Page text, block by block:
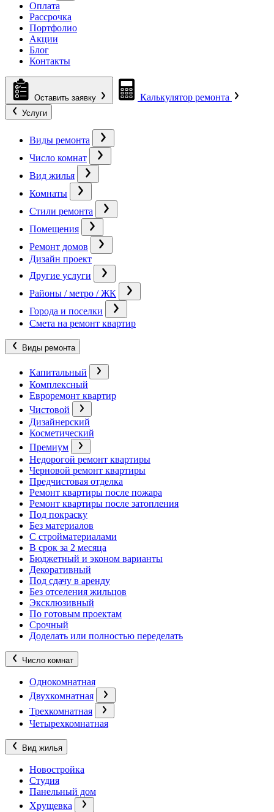
Оплата
Рассрочка
Портфолио
Акции
Блог
Контакты
Оставить заявку Калькулятор ремонта
Услуги
Виды ремонта
Число комнат
Вид жилья
Комнаты
Стили ремонта
Помещения
Ремонт домов
Дизайн проект
Другие услуги
Районы / метро / ЖК
Города и поселки
Смета на ремонт квартир
Виды ремонта
Капитальный
Комплексный
Евроремонт квартир
Чистовой
Дизайнерский
Косметический
Премиум
Недорогой ремонт квартиры
Черновой ремонт квартиры
Предчистовая отделка
Ремонт квартиры после пожара
Ремонт квартиры после затопления
Под покраску
Без материалов
С стройматериалами
В срок за 2 месяца
Бюджетный и эконом варианты
Декоративный
Под сдачу в аренду
Без отселения жильцов
Эксклюзивный
По готовым проектам
Срочный
Доделать или полностью переделать
Число комнат
Однокомнатная
Двухкомнатная
Трехкомнатная
Четырехкомнатная
Вид жилья
Новостройка
Студия
Панельный дом
Хрущевка